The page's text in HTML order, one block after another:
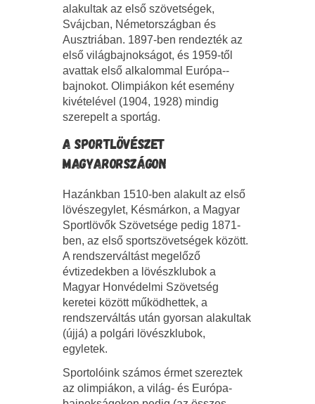
alakultak az első szövetségek,
Svájcban, Németországban és
Ausztriában. 1897-ben rendezték az
első világbajnokságot, és 1959-től
avattak első alkalommal Európa-­
bajnokot. Olimpiákon két esemény
kivételével (1904, 1928) mindig
szerepelt a sportág.
A SPORTLÖVÉSZET
MAGYARORSZÁGON
Hazánkban 1510-ben alakult az első
lövészegylet, Késmárkon, a Magyar
Sportlövők Szövetsége pedig 1871-
ben, az első sportszövetségek között.
A rendszerváltást megelőző
évtizedekben a lövészklubok a
Magyar Honvédelmi Szövetség
keretei között működhettek, a
rendszerváltás után gyorsan alakultak
(újjá) a polgári lövészklubok,
egyletek.
Sportolóink számos érmet szereztek
az olimpiákon, a világ- és Európa-